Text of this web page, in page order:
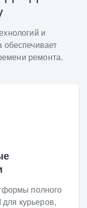
и
обеспечивает
ремонта.
полного
курьеров,